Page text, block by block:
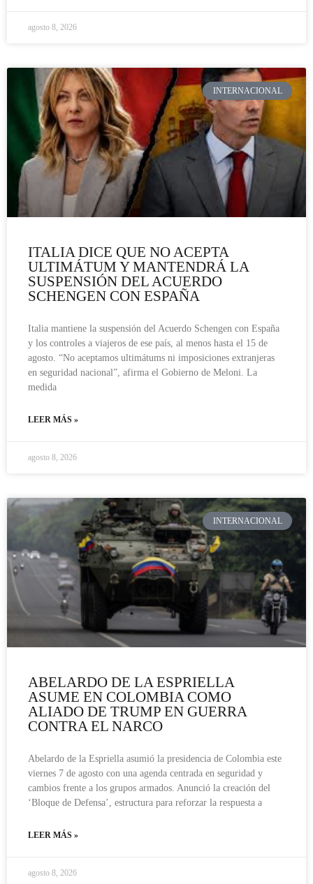
agosto 8, 2026
INTERNACIONAL
ITALIA DICE QUE NO ACEPTA
ULTIMÁTUM Y MANTENDRÁ LA
SUSPENSIÓN DEL ACUERDO
SCHENGEN CON ESPAÑA
Italia mantiene la suspensión del Acuerdo Schengen con España
y los controles a viajeros de ese país, al menos hasta el 15 de
agosto. “No aceptamos ultimátums ni imposiciones extranjeras
en seguridad nacional”, afirma el Gobierno de Meloni. La
medida
LEER MÁS »
agosto 8, 2026
INTERNACIONAL
ABELARDO DE LA ESPRIELLA
ASUME EN COLOMBIA COMO
ALIADO DE TRUMP EN GUERRA
CONTRA EL NARCO
Abelardo de la Espriella asumió la presidencia de Colombia este
viernes 7 de agosto con una agenda centrada en seguridad y
cambios frente a los grupos armados. Anunció la creación del
‘Bloque de Defensa’, estructura para reforzar la respuesta a
LEER MÁS »
agosto 8, 2026